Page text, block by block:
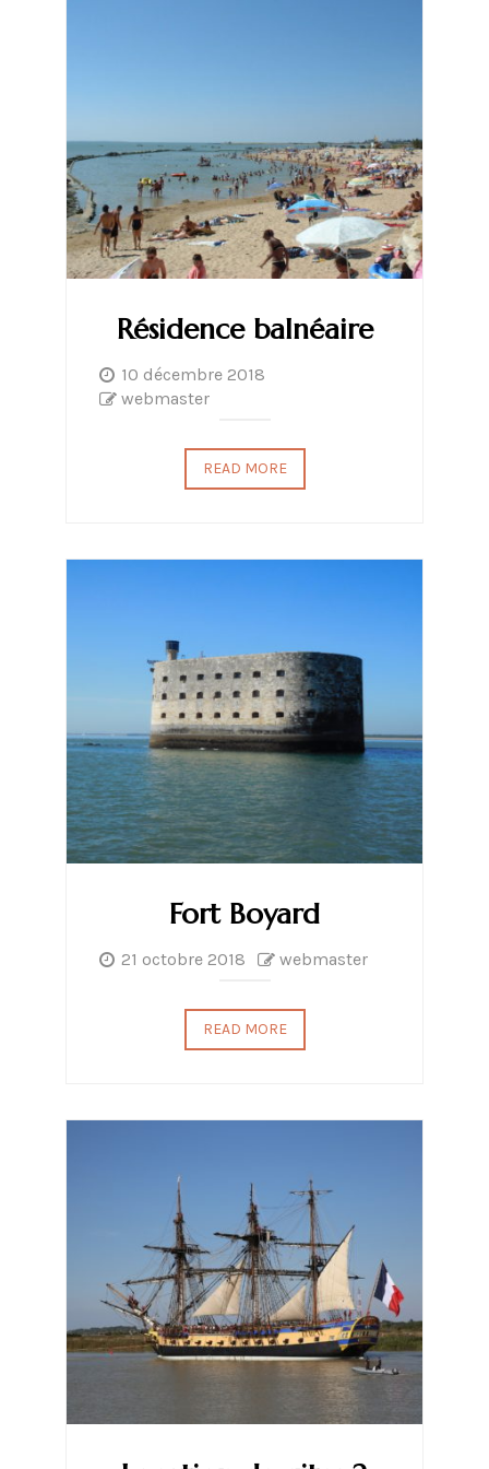
Résidence balnéaire
10 décembre 2018
webmaster
READ MORE
Fort Boyard
21 octobre 2018 webmaster
READ MORE